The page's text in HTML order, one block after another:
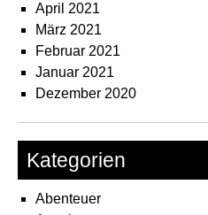
April 2021
März 2021
Februar 2021
Januar 2021
Dezember 2020
Kategorien
Abenteuer